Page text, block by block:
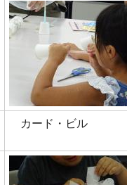
カード・ビル